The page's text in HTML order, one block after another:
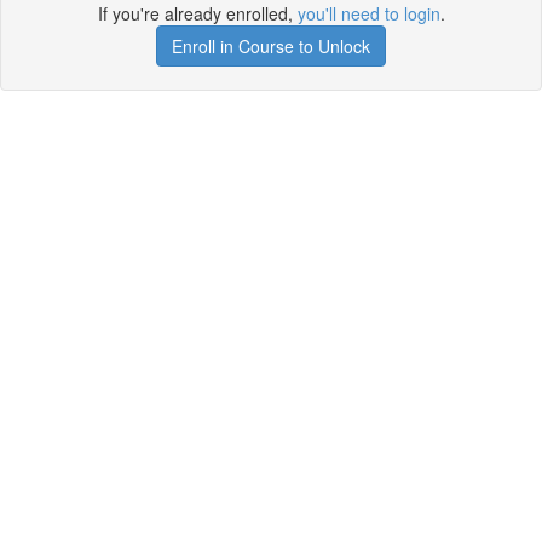
If you're already enrolled, you'll need to login.
Enroll in Course to Unlock